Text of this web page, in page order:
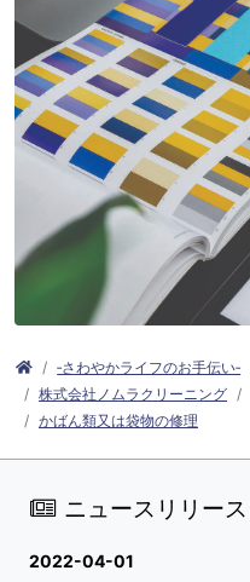
‐さわやかライフのお手伝い‐
株式会社ノムラクリーニング
かばん類又は袋物の修理
ニュースリリース
2022-04-01